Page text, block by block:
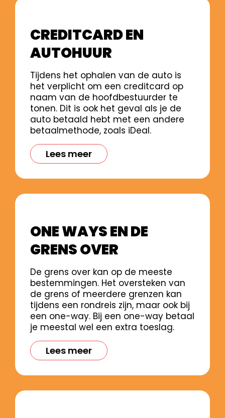
CREDITCARD EN
AUTOHUUR
Tijdens het ophalen van de auto is
het verplicht om een creditcard op
naam van de hoofdbestuurder te
tonen. Dit is ook het geval als je de
auto betaald hebt met een andere
betaalmethode, zoals iDeal.
Lees meer
ONE WAYS EN DE
GRENS OVER
De grens over kan op de meeste
bestemmingen. Het oversteken van
de grens of meerdere grenzen kan
tijdens een rondreis zijn, maar ook bij
een one-way. Bij een one-way betaal
je meestal wel een extra toeslag.
Lees meer